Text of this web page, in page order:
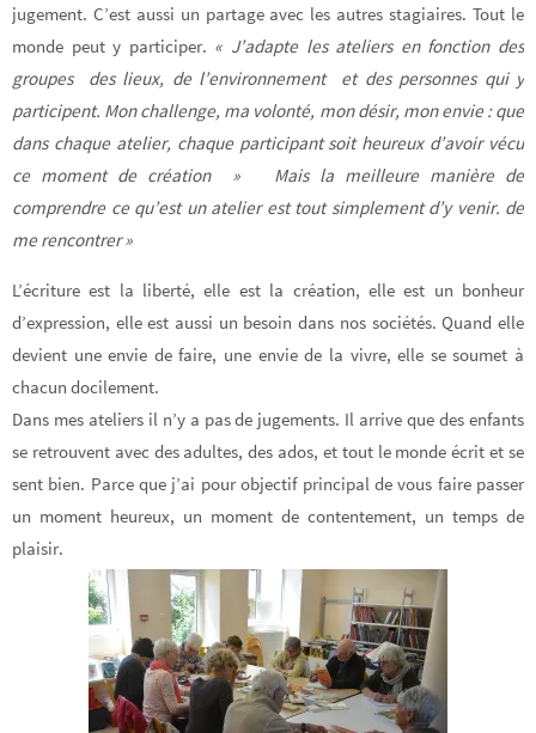
jugement. C’est aussi un partage avec les autres stagiaires. Tout le
monde peut y participer. « J’adapte les ateliers en fonction des
groupes des lieux, de l’environnement et des personnes qui y
participent. Mon challenge, ma volonté, mon désir, mon envie : que
dans chaque atelier, chaque participant soit heureux d’avoir vécu
ce moment de création » Mais la meilleure manière de
comprendre ce qu’est un atelier est tout simplement d’y venir. de
me rencontrer »
L’écriture est la liberté, elle est la création, elle est un bonheur
d’expression, elle est aussi un besoin dans nos sociétés. Quand elle
devient une envie de faire, une envie de la vivre, elle se soumet à
chacun docilement.
Dans mes ateliers il n’y a pas de jugements. Il arrive que des enfants
se retrouvent avec des adultes, des ados, et tout le monde écrit et se
sent bien. Parce que j’ai pour objectif principal de vous faire passer
un moment heureux, un moment de contentement, un temps de
plaisir.